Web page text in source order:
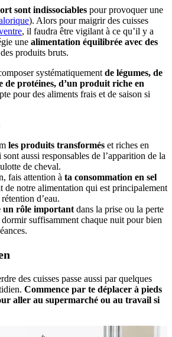
sont indissociables pour provoquer une
). Alors pour maigrir des cuisses
, il faudra être vigilant à ce qu’il y a
une alimentation équilibrée avec des
produits bruts.
systématiquement de légumes, de
de protéines, d’un produit riche en
pour des aliments frais et de saison si
les produits transformés et riches en
aussi responsables de l’apparition de la
de cheval.
fais attention à ta consommation en sel
de notre alimentation qui est principalement
d’eau.
un rôle important dans la prise ou la perte
suffisamment chaque nuit pour bien
des cuisses passe aussi par quelques
Commence par te déplacer à pieds
aller au supermarché ou au travail si